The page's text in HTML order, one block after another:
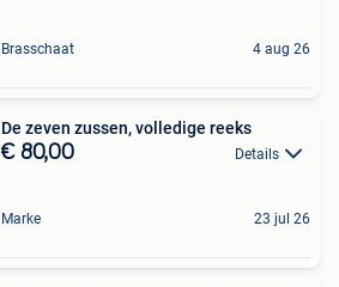
Brasschaat 4 aug 26
De zeven zussen, volledige reeks
€ 80,00 Details
Marke 23 jul 26